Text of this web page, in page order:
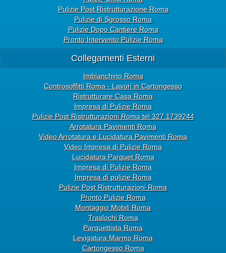
Pulizie Post Ristrutturazione Roma
Pulizie di Sgrosso Roma
Pulizie Dopo Cantiere Roma
Pronto Intervento Pulizie Roma
Collegamenti Esterni
Imbianchino Roma
Controsoffitti Roma - Lavori in Cartongesso
Ristrutturare Casa Roma
Impresa di Pulizie Roma
Pulizie Post Ristrutturazioni Roma tel 327.1739244
Arrotatura Pavimenti Roma
Video Arrotatura e Lucidatura Pavimenti Roma
Video Impresa di Pulizie Roma
Lucidatura Parquet Roma
Impresa di Pulizie Roma
Impresa di pulizie Roma
Pulizie Post Ristrutturazioni Roma
Pronto Pulizie Roma
Montaggio Mobili Roma
Traslochi Roma
Parquettista Roma
Levigatura Marmo Roma
Cartongesso Roma